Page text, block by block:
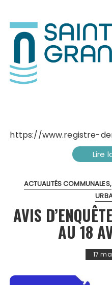
https://www.registre-
Lire
ACTUALITÉS COMMUNALES
AVIS
AU 18
17